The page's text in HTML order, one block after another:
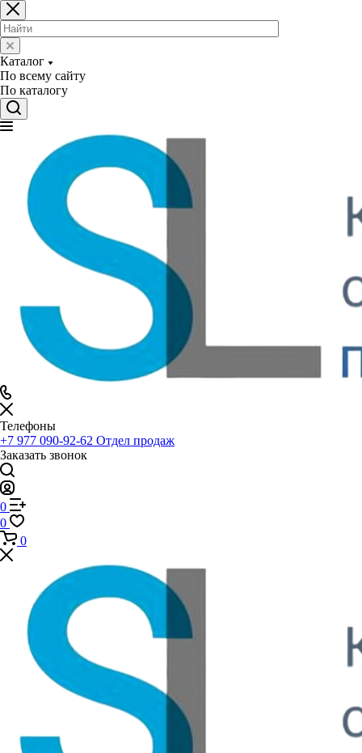
Каталог
По всему сайту
По каталогу
Телефоны
+7 977 090-92-62 Отдел продаж
Заказать звонок
0
0
0